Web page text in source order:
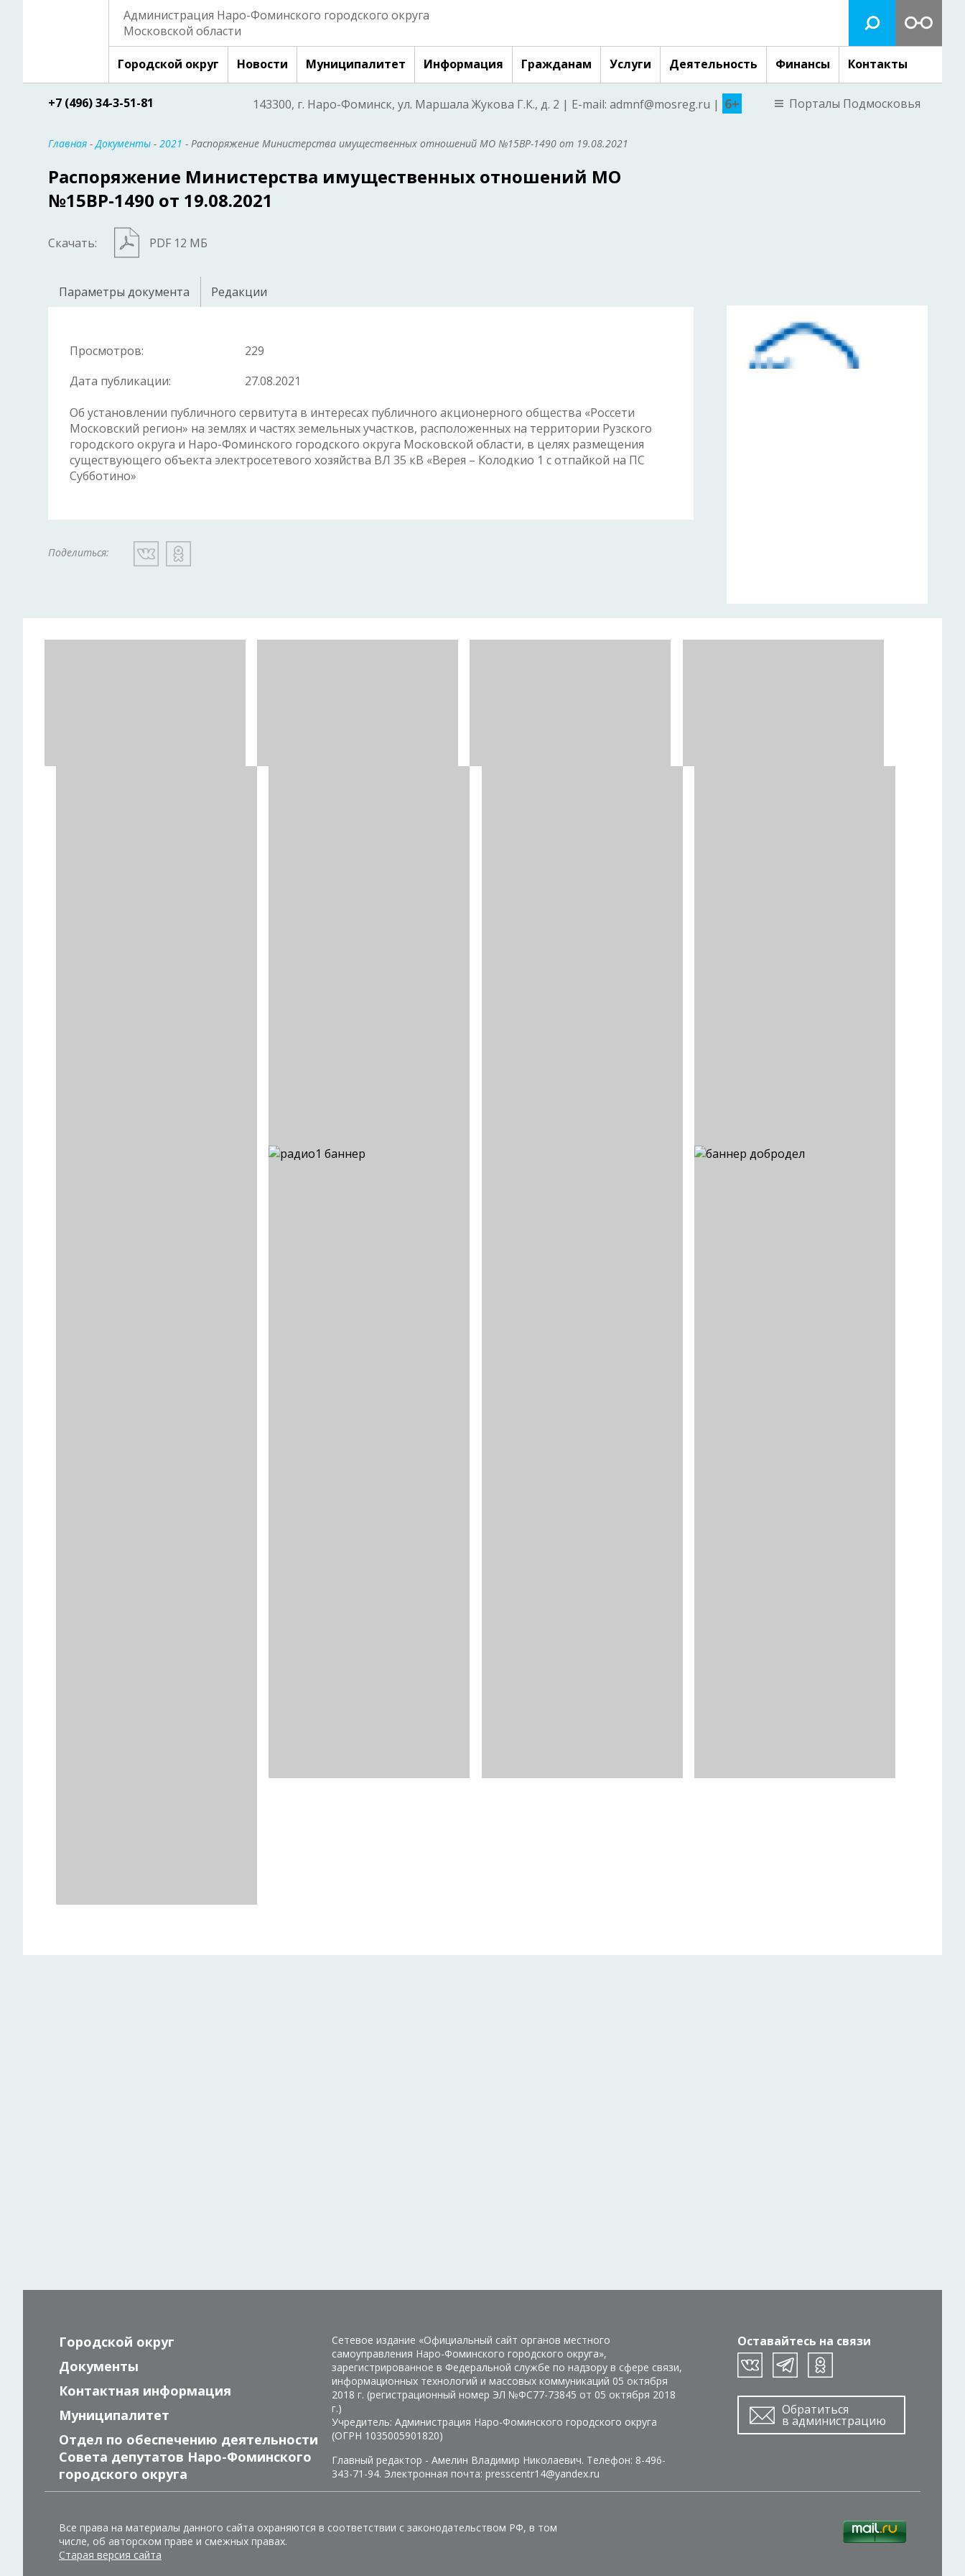
Администрация Наро-Фоминского городского округа
Московской области
Городской округ Новости Муниципалитет Информация Гражданам Услуги Деятельность Финансы Контакты
+7 (496) 34-3-51-81 143300, г. Наро-Фоминск, ул. Маршала Жукова Г.К., д. 2 | E-mail: admnf@mosreg.ru | 6+ Порталы Подмосковья
Главная -Документы - 2021 - Распоряжение Министерства имущественных отношений МО №15ВР-1490 от 19.08.2021
Распоряжение Министерства имущественных отношений МО
№15ВР-1490 от 19.08.2021
Скачать: PDF 12 МБ
Параметры документа Редакции
Просмотров:
229
Дата публикации:
27.08.2021
Об установлении публичного сервитута в интересах публичного акционерного общества «Россети
Московский регион» на землях и частях земельных участков, расположенных на территории Рузского
городского округа и Наро-Фоминского городского округа Московской области, в целях размещения
существующего объекта электросетевого хозяйства ВЛ 35 кВ «Верея – Колодкио 1 с отпайкой на ПС
Субботино»
Поделиться:
Оставайтесь на связи
Обратиться
в администрацию
Городской округ
Документы
Контактная информация
Муниципалитет
Отдел по обеспечению деятельности
Совета депутатов Наро-Фоминского
городского округа
Сетевое издание «Официальный сайт органов местного
самоуправления Наро-Фоминского городского округа»,
зарегистрированное в Федеральной службе по надзору в сфере связи,
информационных технологий и массовых коммуникаций 05 октября
2018 г. (регистрационный номер ЭЛ №ФС77-73845 от 05 октября 2018
г.)
Учредитель: Администрация Наро-Фоминского городского округа
(ОГРН 1035005901820)
Главный редактор - Амелин Владимир Николаевич. Телефон: 8-496-
343-71-94. Электронная почта: presscentr14@yandex.ru
Все права на материалы данного сайта охраняются в соответствии с законодательством РФ, в том
числе, об авторском праве и смежных правах.
Старая версия сайта